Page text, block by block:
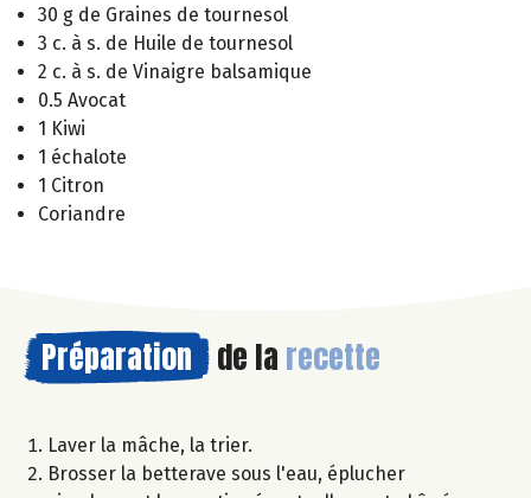
30 g de Graines de tournesol
3 c. à s. de Huile de tournesol
2 c. à s. de Vinaigre balsamique
0.5 Avocat
1 Kiwi
1 échalote
1 Citron
Coriandre
Préparation de la recette
Laver la mâche, la trier.
Brosser la betterave sous l'eau, éplucher